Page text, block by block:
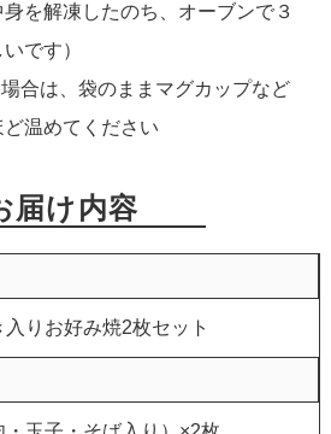
身を解凍したのち、オーブンで３
です）
合は、袋のままマグカップなど
温めてください
届け内容
りお好み焼2枚セット